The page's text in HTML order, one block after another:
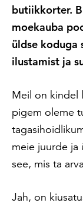
butiikkorter.
moekauba
üldse koduga
ilustamist ja
Meil on kindel
pigem oleme
meie juurde ja
see, mis ta
Jah, on